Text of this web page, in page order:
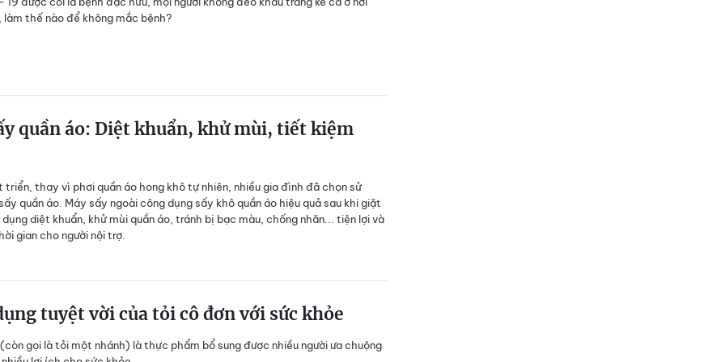
làm thế nào để không mắc bệnh?
quần áo: Diệt khuẩn, khử mùi, tiết kiệm
triển, thay vì phơi quần áo hong khô tự nhiên, nhiều gia đình đã chọn sử
quần áo. Máy sấy ngoài công dụng sấy khô quần áo hiệu quả sau khi giặt
diệt khuẩn, khử mùi quần áo, tránh bị bạc màu, chống nhăn... tiện lợi và
gian cho người nội trợ.
tuyệt vời của tỏi cô đơn với sức khỏe
gọi là tỏi một nhánh) là thực phẩm bổ sung được nhiều người ưa chuộng